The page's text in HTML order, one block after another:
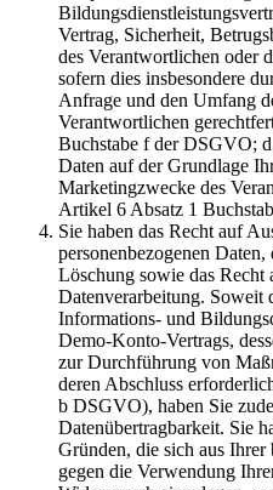
Vertrag, Sicherheit,
des Verantwortlichen oder
sofern dies insbesondere
Anfrage und den Umfang
Verantwortlichen
Buchstabe f der DSGVO;
Daten auf der Grundlage
Marketingzwecke des
Artikel 6 Absatz 1
Sie haben das Recht auf
personenbezogenen
Löschung sowie das Recht
Datenverarbeitung. Soweit
Informations- und
Demo-Konto-Vertrags,
zur Durchführung von
deren Abschluss
b DSGVO), haben Sie
Datenübertragbarkeit. Sie
Gründen, die sich aus Ihrer
gegen die Verwendung